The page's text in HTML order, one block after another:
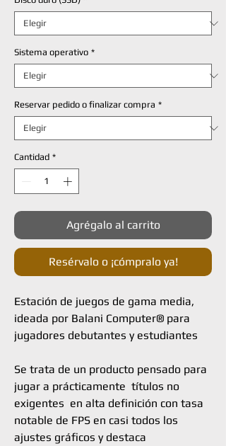
Sistema operativo *
Reservar pedido o finalizar compra *
Cantidad *
Agrégalo al carrito
Resérvalo o ¡cómpralo ya!
Estación de juegos de gama media,
ideada por Balani Computer® para
jugadores debutantes y estudiantes
Se trata de un producto pensado para
jugar a prácticamente títulos no
exigentes en alta definición con tasa
notable de FPS en casi todos los
ajustes gráficos y destaca